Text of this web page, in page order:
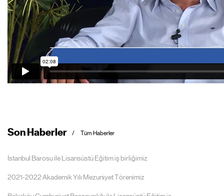
Son Haberler Tüm Haberler
İstanbul Barosu ile Lisansüstü Eğitim iş birliğimiz
2021-2022 Akademik Yılı Mezuniyet Törenimiz